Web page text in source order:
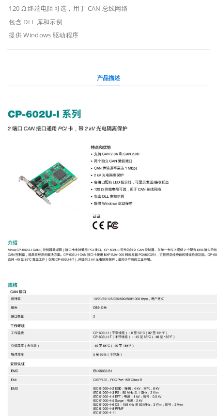
120 Ω 终端电阻可选，用于 CAN 总线网络
包含 DLL 库和示例
提供 Windows 驱动程序
产品描述